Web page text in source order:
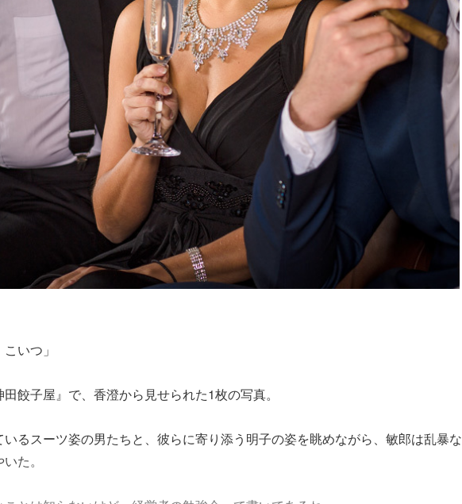
いつ」
餃子屋』で、香澄から見せられた1枚の写真。
いるスーツ姿の男たちと、彼らに寄り添う明子の姿を眺めながら、敏郎は乱暴な
た。